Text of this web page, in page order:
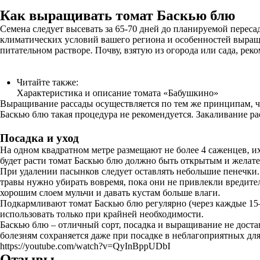
Как выращивать томат Баскью блю
Семена следует высевать за 65-70 дней до планируемой
климатических условий вашего региона и особенностей
питательном растворе. Почву, взятую из огорода или сада,
Читайте также:
Характеристика и описание томата «Бабушкино»
Выращивание рассады осуществляется по тем же принципам,
Баскью блю такая процедура не рекомендуется. Закаливание
Посадка и уход
На одном квадратном метре размещают не более 4 саженцев,
будет расти томат Баскью блю должно быть открытым и
При удалении пасынков следует оставлять небольшие
травы нужно убирать вовремя, пока они не привлекли
хорошим слоем мульчи и давать кустам больше влаги.
Подкармливают томат Баскью блю регулярно (через каждые
использовать только при крайней необходимости.
Баскью блю – отличный сорт, посадка и выращивание не
болезням сохраняется даже при посадке в неблагоприятных
https://youtube.com/watch?v=QyInBppUDbI